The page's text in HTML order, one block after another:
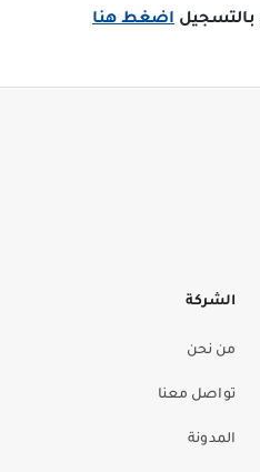
بالتسجيل اضغط هنا
الشركة
من نحن
تواصل معنا
المدونة